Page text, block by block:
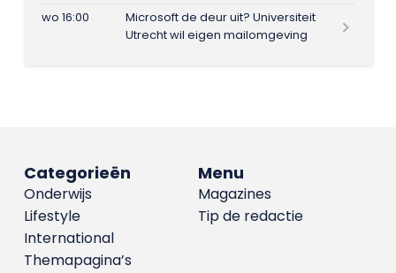
wo 16:00
Microsoft de deur uit? Universiteit
Utrecht wil eigen mailomgeving
Menu
Magazines
Tip de redactie
Categorieën
Onderwijs
Lifestyle
International
Themapagina’s